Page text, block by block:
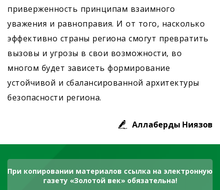
приверженность принципам взаимного
уважения и равноправия. И от того, насколько
эффективно страны региона смогут превратить
вызовы и угрозы в свои возможности, во
многом будет зависеть формирование
устойчивой и сбалансированной архитектуры
безопасности региона.
Аллаберды Ниязов
При копировании материалов ссылка на электронную
газету «Золотой век» обязательна!